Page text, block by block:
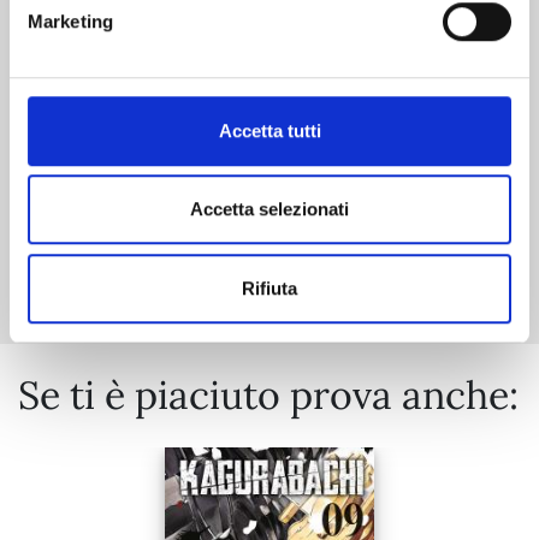
Marketing
Accetta tutti
Accetta selezionati
Rifiuta
€ 6,50
Mostra tutto
Se ti è piaciuto prova anche: